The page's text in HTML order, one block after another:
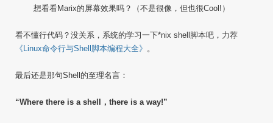
想看看Marix的屏幕效果吗？（不是很像，但也很Cool!）
看不懂行代码？没关系，系统的学习一下*nix shell脚本吧，力荐
《Linux命令行与Shell脚本编程大全》 。
最后还是那句Shell的至理名言：
“Where there is a shell，there is a way!”